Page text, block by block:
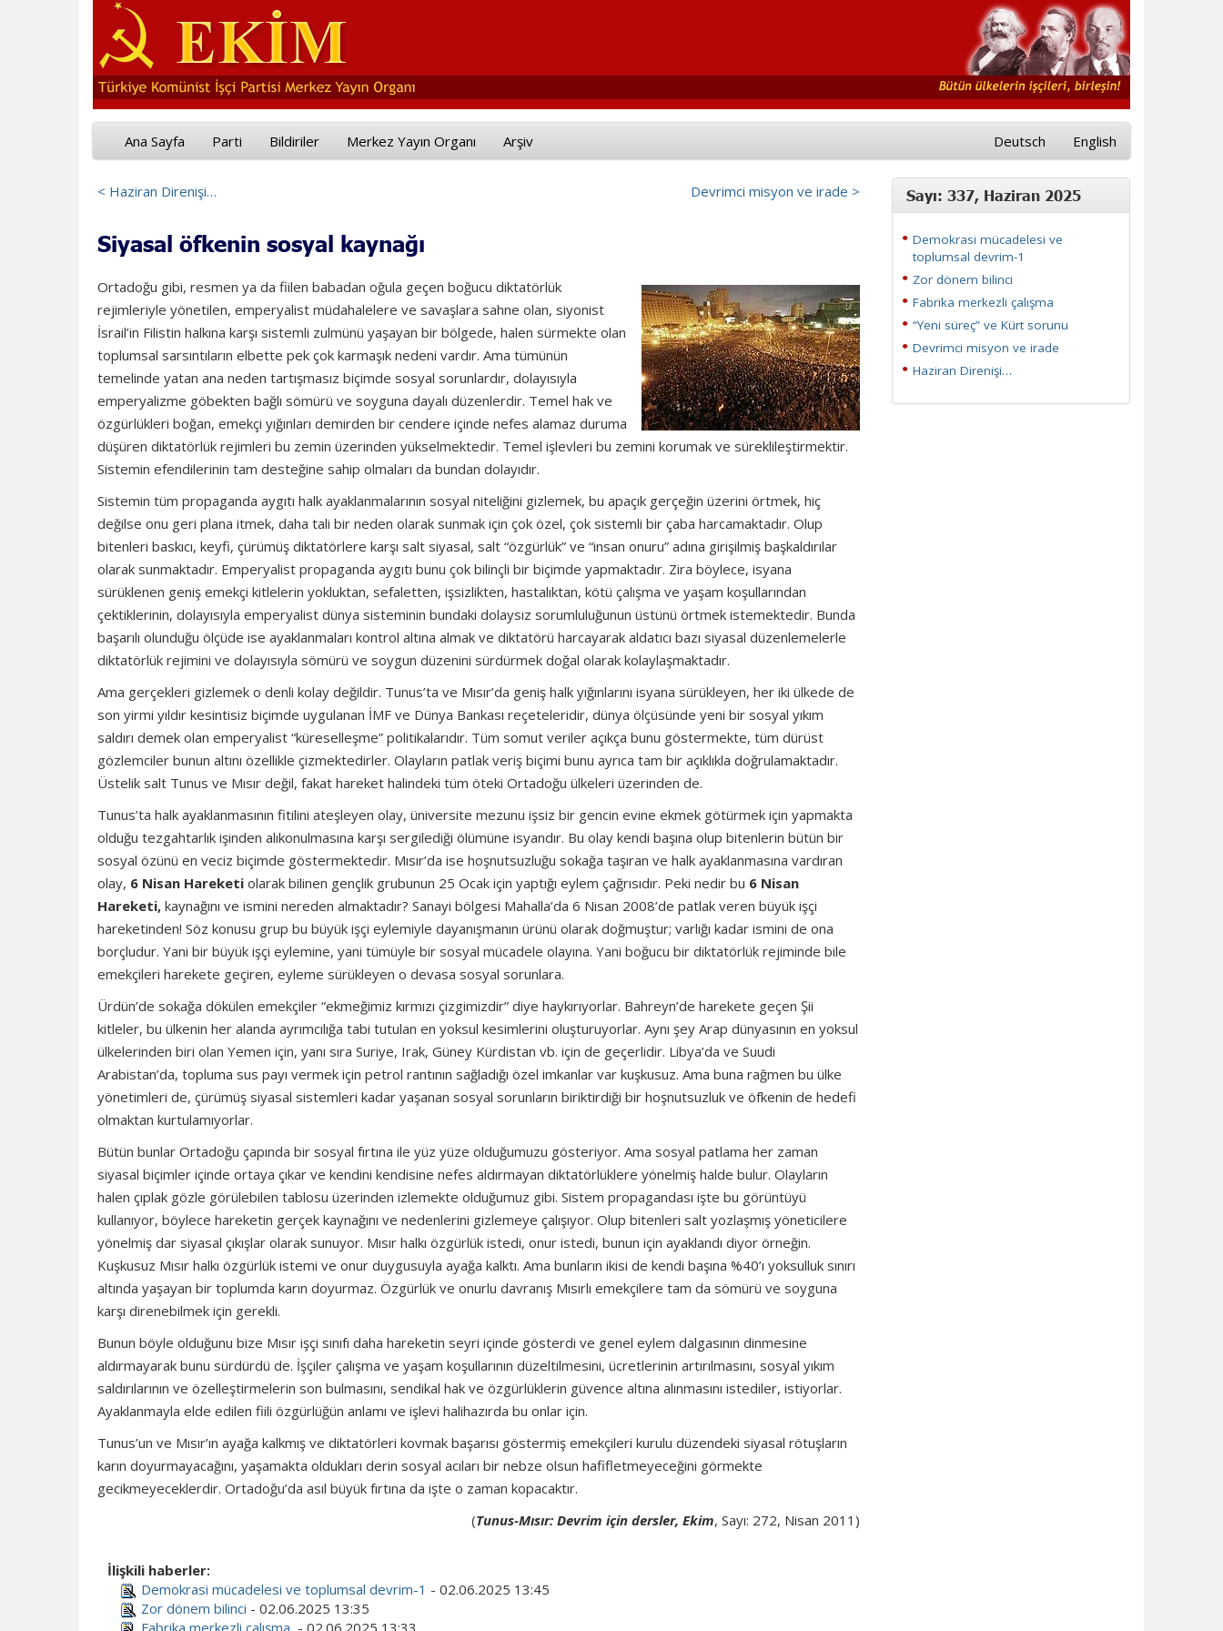
Ana Sayfa Parti Bildiriler Merkez Yayın Organı Arşiv Deutsch English
Devrimci misyon ve irade >
< Haziran Direnişi…
Siyasal öfkenin sosyal kaynağı
Ortadoğu gibi, resmen ya da fiilen babadan oğula geçen boğucu diktatörlük
rejimleriyle yönetilen, emperyalist müdahalelere ve savaşlara sahne olan, siyonist
İsrail’in Filistin halkına karşı sistemli zulmünü yaşayan bir bölgede, halen sürmekte olan
toplumsal sarsıntıların elbette pek çok karmaşık nedeni vardır. Ama tümünün
temelinde yatan ana neden tartışmasız biçimde sosyal sorunlardır, dolayısıyla
emperyalizme göbekten bağlı sömürü ve soyguna dayalı düzenlerdir. Temel hak ve
özgürlükleri boğan, emekçi yığınları demirden bir cendere içinde nefes alamaz duruma
düşüren diktatörlük rejimleri bu zemin üzerinden yükselmektedir. Temel işlevleri bu zemini korumak ve süreklileştirmektir.
Sistemin efendilerinin tam desteğine sahip olmaları da bundan dolayıdır.
Sistemin tüm propaganda aygıtı halk ayaklanmalarının sosyal niteliğini gizlemek, bu apaçık gerçeğin üzerini örtmek, hiç
değilse onu geri plana itmek, daha tali bir neden olarak sunmak için çok özel, çok sistemli bir çaba harcamaktadır. Olup
bitenleri baskıcı, keyfi, çürümüş diktatörlere karşı salt siyasal, salt “özgürlük” ve “insan onuru” adına girişilmiş başkaldırılar
olarak sunmaktadır. Emperyalist propaganda aygıtı bunu çok bilinçli bir biçimde yapmaktadır. Zira böylece, isyana
sürüklenen geniş emekçi kitlelerin yokluktan, sefaletten, işsizlikten, hastalıktan, kötü çalışma ve yaşam koşullarından
çektiklerinin, dolayısıyla emperyalist dünya sisteminin bundaki dolaysız sorumluluğunun üstünü örtmek istemektedir. Bunda
başarılı olunduğu ölçüde ise ayaklanmaları kontrol altına almak ve diktatörü harcayarak aldatıcı bazı siyasal düzenlemelerle
diktatörlük rejimini ve dolayısıyla sömürü ve soygun düzenini sürdürmek doğal olarak kolaylaşmaktadır.
Ama gerçekleri gizlemek o denli kolay değildir. Tunus’ta ve Mısır’da geniş halk yığınlarını isyana sürükleyen, her iki ülkede de
son yirmi yıldır kesintisiz biçimde uygulanan İMF ve Dünya Bankası reçeteleridir, dünya ölçüsünde yeni bir sosyal yıkım
saldırı demek olan emperyalist “küreselleşme” politikalarıdır. Tüm somut veriler açıkça bunu göstermekte, tüm dürüst
gözlemciler bunun altını özellikle çizmektedirler. Olayların patlak veriş biçimi bunu ayrıca tam bir açıklıkla doğrulamaktadır.
Üstelik salt Tunus ve Mısır değil, fakat hareket halindeki tüm öteki Ortadoğu ülkeleri üzerinden de.
Tunus’ta halk ayaklanmasının fitilini ateşleyen olay, üniversite mezunu işsiz bir gencin evine ekmek götürmek için yapmakta
olduğu tezgahtarlık işinden alıkonulmasına karşı sergilediği ölümüne isyandır. Bu olay kendi başına olup bitenlerin bütün bir
sosyal özünü en veciz biçimde göstermektedir. Mısır’da ise hoşnutsuzluğu sokağa taşıran ve halk ayaklanmasına vardıran
olay, 6 Nisan Hareketi olarak bilinen gençlik grubunun 25 Ocak için yaptığı eylem çağrısıdır. Peki nedir bu 6 Nisan
Hareketi, kaynağını ve ismini nereden almaktadır? Sanayi bölgesi Mahalla’da 6 Nisan 2008’de patlak veren büyük işçi
hareketinden! Söz konusu grup bu büyük işçi eylemiyle dayanışmanın ürünü olarak doğmuştur; varlığı kadar ismini de ona
borçludur. Yani bir büyük işçi eylemine, yani tümüyle bir sosyal mücadele olayına. Yani boğucu bir diktatörlük rejiminde bile
emekçileri harekete geçiren, eyleme sürükleyen o devasa sosyal sorunlara.
Ürdün’de sokağa dökülen emekçiler “ekmeğimiz kırmızı çizgimizdir” diye haykırıyorlar. Bahreyn’de harekete geçen Şii
kitleler, bu ülkenin her alanda ayrımcılığa tabi tutulan en yoksul kesimlerini oluşturuyorlar. Aynı şey Arap dünyasının en yoksul
ülkelerinden biri olan Yemen için, yanı sıra Suriye, Irak, Güney Kürdistan vb. için de geçerlidir. Libya’da ve Suudi
Arabistan’da, topluma sus payı vermek için petrol rantının sağladığı özel imkanlar var kuşkusuz. Ama buna rağmen bu ülke
yönetimleri de, çürümüş siyasal sistemleri kadar yaşanan sosyal sorunların biriktirdiği bir hoşnutsuzluk ve öfkenin de hedefi
olmaktan kurtulamıyorlar.
Bütün bunlar Ortadoğu çapında bir sosyal fırtına ile yüz yüze olduğumuzu gösteriyor. Ama sosyal patlama her zaman
siyasal biçimler içinde ortaya çıkar ve kendini kendisine nefes aldırmayan diktatörlüklere yönelmiş halde bulur. Olayların
halen çıplak gözle görülebilen tablosu üzerinden izlemekte olduğumuz gibi. Sistem propagandası işte bu görüntüyü
kullanıyor, böylece hareketin gerçek kaynağını ve nedenlerini gizlemeye çalışıyor. Olup bitenleri salt yozlaşmış yöneticilere
yönelmiş dar siyasal çıkışlar olarak sunuyor. Mısır halkı özgürlük istedi, onur istedi, bunun için ayaklandı diyor örneğin.
Kuşkusuz Mısır halkı özgürlük istemi ve onur duygusuyla ayağa kalktı. Ama bunların ikisi de kendi başına %40’ı yoksulluk sınırı
altında yaşayan bir toplumda karın doyurmaz. Özgürlük ve onurlu davranış Mısırlı emekçilere tam da sömürü ve soyguna
karşı direnebilmek için gerekli.
Bunun böyle olduğunu bize Mısır işçi sınıfı daha hareketin seyri içinde gösterdi ve genel eylem dalgasının dinmesine
aldırmayarak bunu sürdürdü de. İşçiler çalışma ve yaşam koşullarının düzeltilmesini, ücretlerinin artırılmasını, sosyal yıkım
saldırılarının ve özelleştirmelerin son bulmasını, sendikal hak ve özgürlüklerin güvence altına alınmasını istediler, istiyorlar.
Ayaklanmayla elde edilen fiili özgürlüğün anlamı ve işlevi halihazırda bu onlar için.
Tunus’un ve Mısır’ın ayağa kalkmış ve diktatörleri kovmak başarısı göstermiş emekçileri kurulu düzendeki siyasal rötuşların
karın doyurmayacağını, yaşamakta oldukları derin sosyal acıları bir nebze olsun hafifletmeyeceğini görmekte
gecikmeyeceklerdir. Ortadoğu’da asıl büyük fırtına da işte o zaman kopacaktır.
(Tunus-Mısır: Devrim için dersler, Ekim, Sayı: 272, Nisan 2011)
İlişkili haberler:
Demokrasi mücadelesi ve toplumsal devrim-1 - 02.06.2025 13:45
Zor dönem bilinci - 02.06.2025 13:35
Fabrika merkezli çalışma - 02.06.2025 13:33
Sayı: 337, Haziran 2025
Demokrasi mücadelesi ve
toplumsal devrim-1
Zor dönem bilinci
Fabrika merkezli çalışma
“Yeni süreç” ve Kürt sorunu
Devrimci misyon ve irade
Haziran Direnişi…